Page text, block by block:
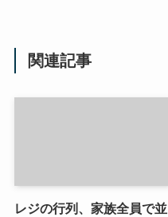
関連記事
レジの行列、家族全員で並